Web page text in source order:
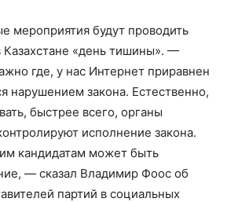
мероприятия будут проводить
Казахстане «день тишины». —
где, у нас Интернет приравнен
нарушением закона. Естественно,
быстрее всего, органы
исполнение закона.
кандидатам может быть
— сказал Владимир Фоос об
партий в социальных